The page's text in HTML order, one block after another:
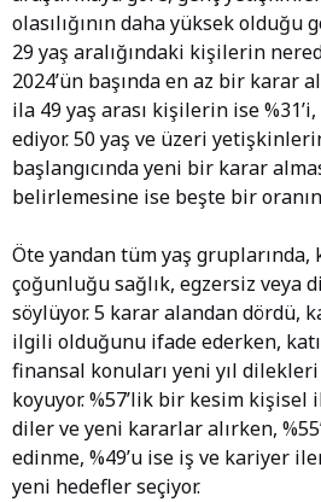
olasılığının daha yüksek olduğu
29 yaş aralığındaki kişilerin
2024’ün başında en az bir karar
ila 49 yaş arası kişilerin ise
ediyor. 50 yaş ve üzeri
başlangıcında yeni bir karar
belirlemesine ise beşte bir
Öte yandan tüm yaş
çoğunluğu sağlık, egzersiz veya
söylüyor. 5 karar alandan dördü,
ilgili olduğunu ifade ederken,
finansal konuları yeni yıl
koyuyor. %57’lik bir kesim
diler ve yeni kararlar alırken,
edinme, %49’u ise iş ve kariyer
yeni hedefler seçiyor.